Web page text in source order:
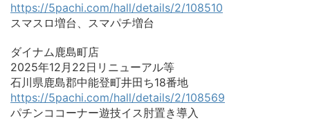
https://5pachi.com/hall/details/2/108510
スマスロ増台、スマパチ増台
ダイナム鹿島町店
2025年12月22日リニューアル等
石川県鹿島郡中能登町井田ち18番地
https://5pachi.com/hall/details/2/108569
パチンココーナー遊技イス肘置き導入